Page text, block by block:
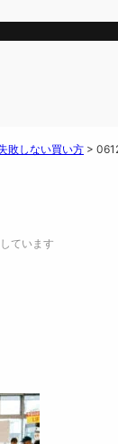
敗しない買い方 >
ています